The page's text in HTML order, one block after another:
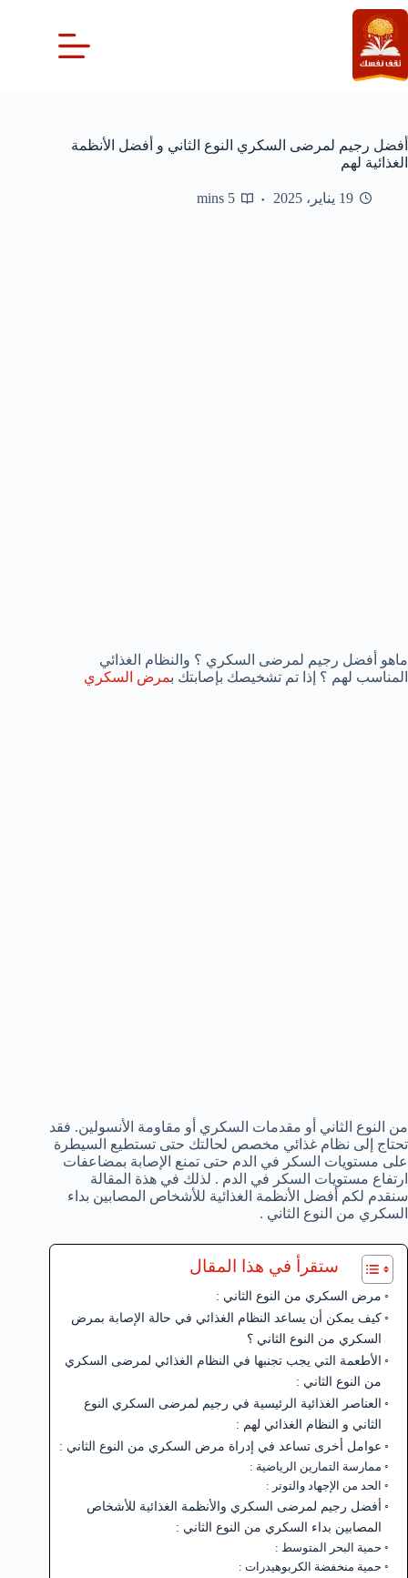
التجاوز
إلى
المحتوى
أفضل رجيم لمرضى السكري النوع الثاني و أفضل الأنظمة
الغذائية لهم
19 يناير، 2025 5 mins
ماهو أفضل رجيم لمرضى السكري ؟ والنظام الغذائي
المناسب لهم ؟ إذا تم تشخيصك بإصابتك بمرض السكري
من النوع الثاني أو مقدمات السكري أو مقاومة الأنسولين. فقد
تحتاج إلى نظام غذائي مخصص لحالتك حتى تستطيع السيطرة
على مستويات السكر في الدم حتى تمنع الإصابة بمضاعفات
ارتفاع مستويات السكر في الدم . لذلك في هذة المقالة
سنقدم لكم أفضل الأنظمة الغذائية للأشخاص المصابين بداء
السكري من النوع الثاني .
ستقرأ في هذا المقال
مرض السكري من النوع الثاني :
كيف يمكن أن يساعد النظام الغذائي في حالة الإصابة بمرض
السكري من النوع الثاني ؟
الأطعمة التي يجب تجنبها في النظام الغذائي لمرضى السكري
من النوع الثاني :
العناصر الغذائية الرئيسية في رجيم لمرضى السكري النوع
الثاني و النظام الغذائي لهم :
عوامل أخرى تساعد في إدراة مرض السكري من النوع الثاني :
ممارسة التمارين الرياضية :
الحد من الإجهاد والتوتر :
أفضل رجيم لمرضى السكري والأنظمة الغذائية للأشخاص
المصابين بداء السكري من النوع الثاني :
حمية البحر المتوسط :
حمية منخفضة الكربوهيدرات :